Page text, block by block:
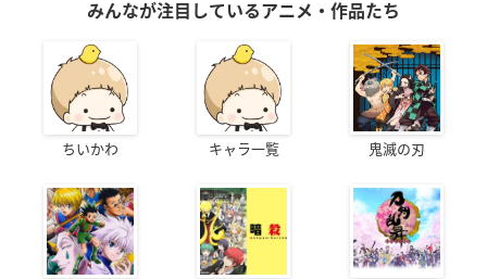
みんなが注目しているアニメ・作品たち
ちいかわ キャラ一覧 鬼滅の刃